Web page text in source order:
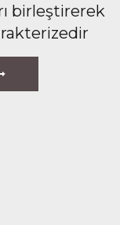
birleştirerek